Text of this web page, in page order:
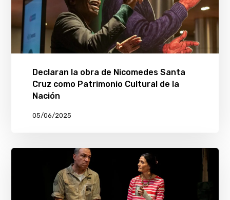
Declaran la obra de Nicomedes Santa
Cruz como Patrimonio Cultural de la
Nación
05/06/2025